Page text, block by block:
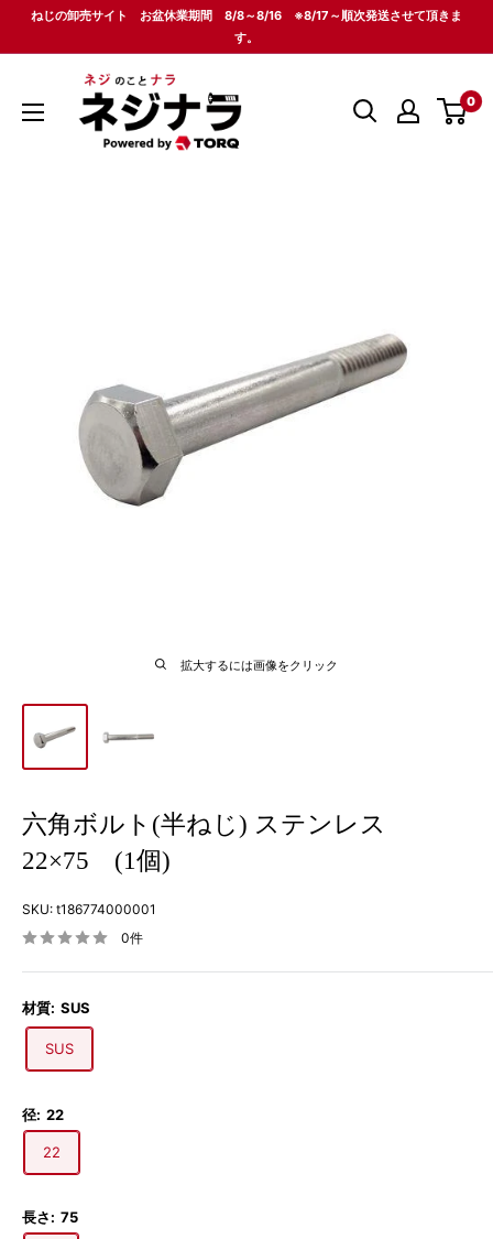
ねじの卸売サイト お盆休業期間 8/8～8/16 ※8/17～順次発送させて頂きま
す。
0
拡大するには画像をクリック
六角ボルト(半ねじ) ステンレス
22×75 (1個)
SKU: t186774000001
0件
材質: SUS
SUS
径: 22
22
長さ: 75